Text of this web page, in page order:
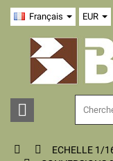
Français EUR

  ECHELLE 1/